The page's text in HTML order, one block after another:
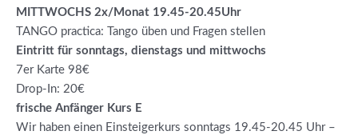
MITTWOCHS 2x/Monat 19.45-20.45Uhr
TANGO practica: Tango üben und Fragen stellen
Eintritt für sonntags, dienstags und mittwochs
7er Karte 98€
Drop-In: 20€
frische Anfänger Kurs E
Wir haben einen Einsteigerkurs sonntags 19.45-20.45 Uhr –